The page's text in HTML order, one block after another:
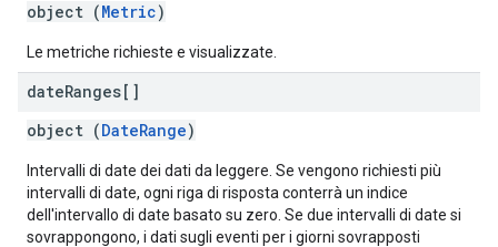
object (Metric)
Le metriche richieste e visualizzate.
dateRanges[]
object (DateRange)
Intervalli di date dei dati da leggere. Se vengono richiesti più
intervalli di date, ogni riga di risposta conterrà un indice
dell'intervallo di date basato su zero. Se due intervalli di date si
sovrappongono, i dati sugli eventi per i giorni sovrapposti